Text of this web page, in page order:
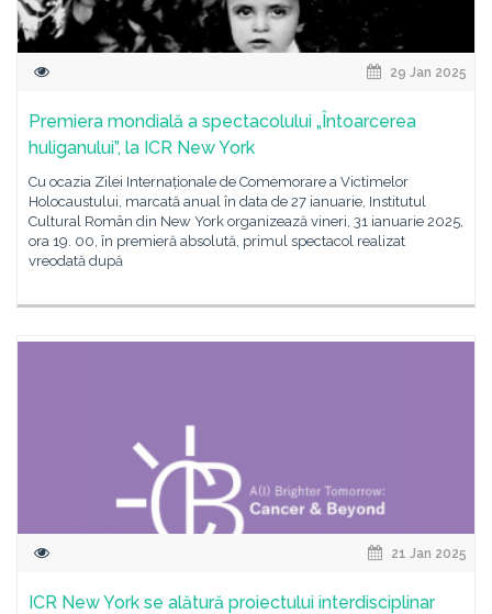
29 Jan 2025
Premiera mondială a spectacolului „Întoarcerea
huliganului”, la ICR New York
Cu ocazia Zilei Internaționale de Comemorare a Victimelor
Holocaustului, marcată anual în data de 27 ianuarie, Institutul
Cultural Român din New York organizează vineri, 31 ianuarie 2025,
ora 19. 00, în premieră absolută, primul spectacol realizat
vreodată după
21 Jan 2025
ICR New York se alătură proiectului interdisciplinar